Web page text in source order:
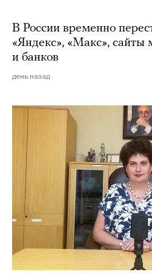
В России временно
«Яндекс», «Макс», сайты
и банков
день назад